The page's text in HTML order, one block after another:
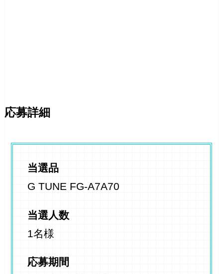
応募詳細
当選品
G TUNE FG-A7A70
当選人数
1名様
応募期間